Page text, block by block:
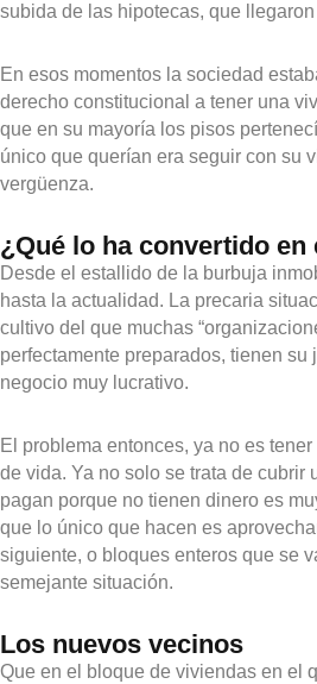
subida de las hipotecas, que
En esos momentos la sociedad
derecho constitucional a tener una
que en su mayoría los pisos
único que querían era seguir con su
vergüenza.
¿Qué lo ha convertido
Desde el estallido de la burbuja
hasta la actualidad. La precaria
cultivo del que muchas
perfectamente preparados, tienen
negocio muy lucrativo.
El problema entonces, ya no es
de vida. Ya no solo se trata de
pagan porque no tienen dinero es
que lo único que hacen es
siguiente, o bloques enteros que se
semejante situación.
Los nuevos vecinos
Que en el bloque de viviendas en el